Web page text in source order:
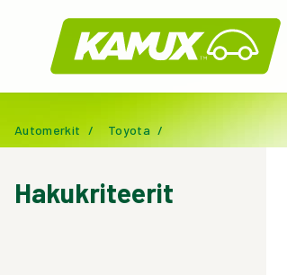
Kamux
Automerkit / Toyota /
Hakukriteerit